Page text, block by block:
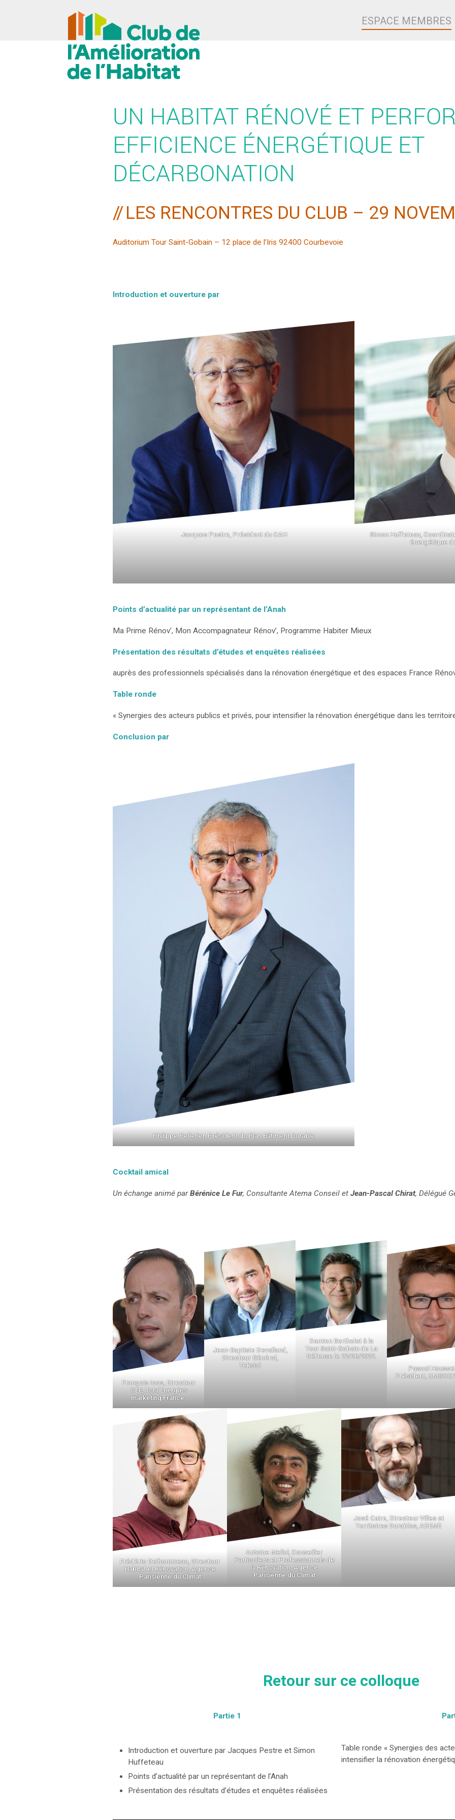
ESPACE MEMBRES
UN HABITAT RÉNOVÉ ET
EFFICIENCE ÉNERGÉTIQUE ET
DÉCARBONATION
LES RENCONTRES DU CLUB – 29
Auditorium Tour Saint-Gobain – 12 place de l’Iris 92400 Courbevoie
Introduction et ouverture par
Jacques Pestre, Président du CAH
Simon Huffeteau,
énergétique
Points d’actualité par un représentant de l’Anah
Ma Prime Rénov’, Mon Accompagnateur Rénov’, Programme Habiter Mieux
Présentation des résultats d’études et enquêtes réalisées
auprès des professionnels spécialisés dans la rénovation énergétique et des espaces France
Table ronde
« Synergies des acteurs publics et privés, pour intensifier la rénovation énergétique dans les
Conclusion par
Philippe Pelletier, Président du Plan Bâtiment Durable
Cocktail amical
Un échange animé parBérénice Le Fur, Consultante Atema Conseil et Jean-Pascal Chirat, Délégué
François Ioos, Directeur
CEE, TotalEnergies
marketing France
Jean-Baptiste Devalland,
Directeur Général,
Teksial
Damien Berthelot à la
Tour Saint-Gobain de La
Défense le 22/06/2022.
Pascal
Président,
Frédéric Delhommeau, Directeur
Habitat et Rénovation, Agence
Parisienne du Climat
Antoine Mellul, Conseiller
Particuliers et Professionnels de
la Rénovation, Agence
Parisienne du Climat
José Caire, Directeur Villes et
Territoires Durables, ADEME
Retour sur ce colloque
Partie 1
Introduction et ouverture par Jacques Pestre et Simon
Huffeteau
Points d’actualité par un représentant de l’Anah
Présentation des résultats d’études et enquêtes réalisées
Table ronde « Synergies des
intensifier la rénovation